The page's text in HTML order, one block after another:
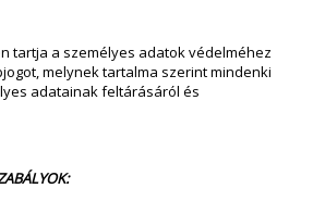
tartja a személyes adatok védelméhez
melynek tartalma szerint mindenki
adatainak feltárásáról és